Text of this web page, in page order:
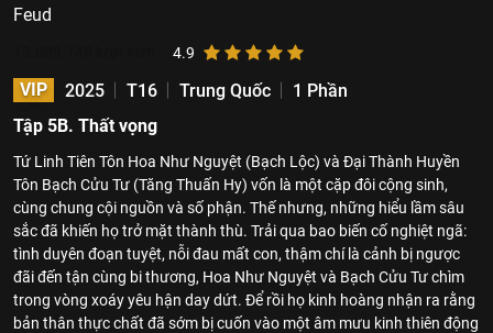
Feud
4.9
VIP 2025 T16 Trung Quốc
1 Phần
Tập 5B. Thất vọng
Tứ Linh Tiên Tôn Hoa Như Nguyệt (Bạch Lộc) và Đại Thành Huyền
Tôn Bạch Cửu Tư (Tăng Thuấn Hy) vốn là một cặp đôi cộng sinh,
cùng chung cội nguồn và số phận. Thế nhưng, những hiểu lầm sâu
sắc đã khiến họ trở mặt thành thù. Trải qua bao biến cố nghiệt ngã:
tình duyên đoạn tuyệt, nỗi đau mất con, thậm chí là cảnh bị ngược
đãi đến tận cùng bi thương, Hoa Như Nguyệt và Bạch Cửu Tư chìm
trong vòng xoáy yêu hận day dứt. Để rồi họ kinh hoàng nhận ra rằng
bản thân thực chất đã sớm bị cuốn vào một âm mưu kinh thiên động